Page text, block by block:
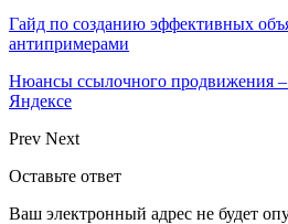
Гайд по созданию эффективных
антипримерами
Нюансы ссылочного продвижения –
Яндексе
Prev Next
Оставьте ответ
Ваш электронный адрес не будет